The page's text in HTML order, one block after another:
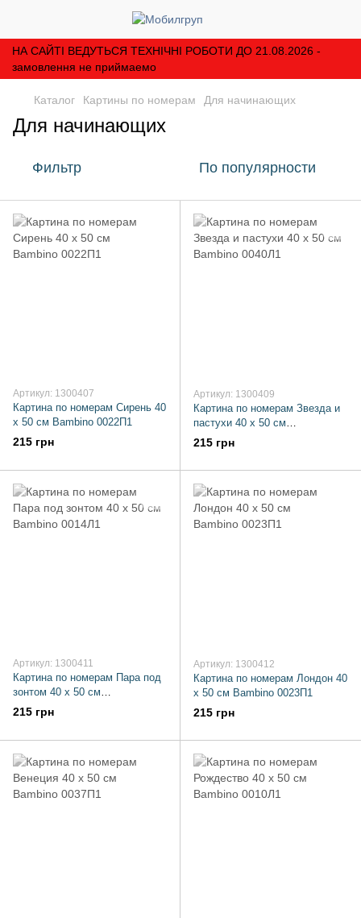
НА САЙТІ ВЕДУТЬСЯ ТЕХНІЧНІ РОБОТИ ДО 21.08.2026 -
замовлення не приймаемо
Каталог Картины по номерам Для начинающих
Для начинающих
Фильтр По популярности
Артикул: 1300407
Картина по номерам Сирень 40
х 50 см Bambino 0022П1
215 грн
Артикул: 1300409
Картина по номерам Звезда и
пастухи 40 х 50 см
Bambino 0040Л1
215 грн
Артикул: 1300411
Картина по номерам Пара под
зонтом 40 х 50 см
Bambino 0014Л1
215 грн
Артикул: 1300412
Картина по номерам Лондон 40
х 50 см Bambino 0023П1
215 грн